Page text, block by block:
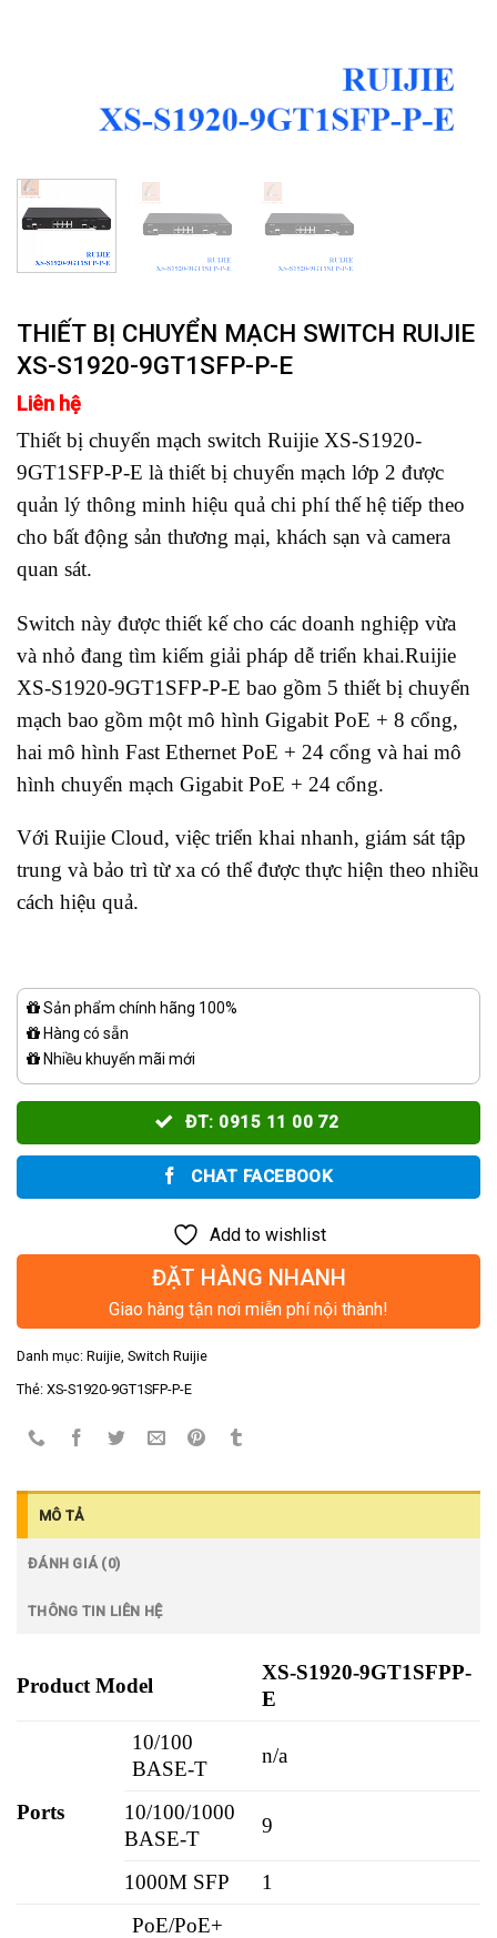
THIẾT BỊ CHUYỂN MẠCH SWITCH RUIJIE
XS-S1920-9GT1SFP-P-E
Liên hệ
Thiết bị chuyển mạch switch Ruijie XS-S1920-
9GT1SFP-P-E là thiết bị chuyển mạch lớp 2 được
quản lý thông minh hiệu quả chi phí thế hệ tiếp theo
cho bất động sản thương mại, khách sạn và camera
quan sát.
Switch này được thiết kế cho các doanh nghiệp vừa
và nhỏ đang tìm kiếm giải pháp dễ triển khai.Ruijie
XS-S1920-9GT1SFP-P-E bao gồm 5 thiết bị chuyển
mạch bao gồm một mô hình Gigabit PoE + 8 cổng,
hai mô hình Fast Ethernet PoE + 24 cổng và hai mô
hình chuyển mạch Gigabit PoE + 24 cổng.
Với Ruijie Cloud, việc triển khai nhanh, giám sát tập
trung và bảo trì từ xa có thể được thực hiện theo nhiều
cách hiệu quả.
Sản phẩm chính hãng 100%
Hàng có sẵn
Nhiều khuyến mãi mới
ĐT: 0915 11 00 72
CHAT FACEBOOK
Add to wishlist
ĐẶT HÀNG NHANH
Giao hàng tận nơi miễn phí nội thành!
Danh mục: Ruijie, Switch Ruijie
Thẻ: XS-S1920-9GT1SFP-P-E
MÔ TẢ
ĐÁNH GIÁ (0)
THÔNG TIN LIÊN HỆ
Product Model
XS-S1920-9GT1SFPP-
E
Ports
10/100
BASE-T
n/a
10/100/1000
BASE-T
9
1000M SFP 1
PoE/PoE+